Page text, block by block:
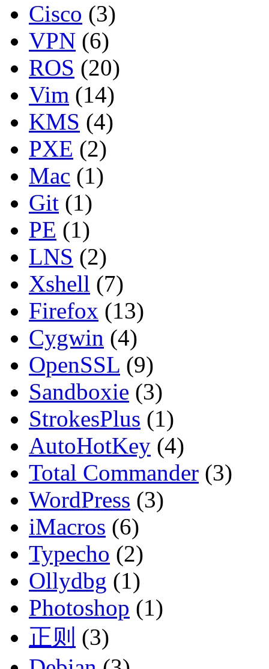
Cisco (3)
VPN (6)
ROS (20)
Vim (14)
KMS (4)
PXE (2)
Mac (1)
Git (1)
PE (1)
LNS (2)
Xshell (7)
Firefox (13)
Cygwin (4)
OpenSSL (9)
Sandboxie (3)
StrokesPlus (1)
AutoHotKey (4)
Total Commander (3)
WordPress (3)
iMacros (6)
Typecho (2)
Ollydbg (1)
Photoshop (1)
正则 (3)